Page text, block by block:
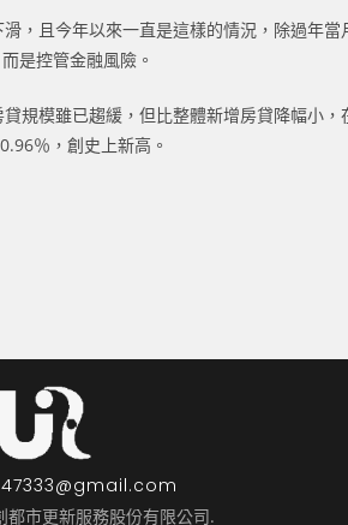
，且今年以來一直是這樣的情況，除過年
是控管金融風險。
規模雖已趨緩，但比整體新增房貸降幅小
％，創史上新高。
市更新服務股份有限公司.